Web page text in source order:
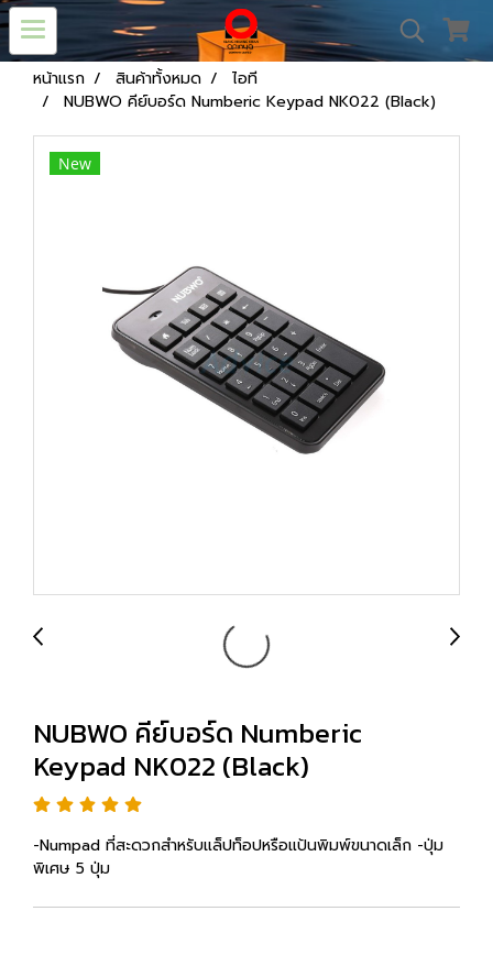
หน้าแรก สินค้าทั้งหมด
ไอที
NUBWO คีย์บอร์ด Numberic Keypad NK022 (Black)
New
NUBWO คีย์บอร์ด Numberic
Keypad NK022 (Black)
-Numpad ที่สะดวกสำหรับแล็ปท็อปหรือแป้นพิมพ์ขนาดเล็ก -ปุ่ม
พิเศษ 5 ปุ่ม